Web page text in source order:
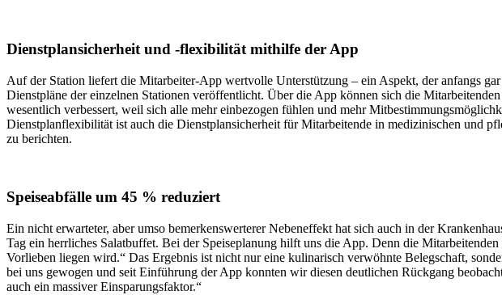
Dienstplansicherheit und -flexibilität mithilfe der App
Auf der Station liefert die Mitarbeiter-App wertvolle Unterstützung – ein Aspekt, der anfangs
Dienstpläne der einzelnen Stationen veröffentlicht. Über die App können sich die
wesentlich verbessert, weil sich alle mehr einbezogen fühlen und mehr
Dienstplanflexibilität ist auch die Dienstplansicherheit für Mitarbeitende in medizinischen und
zu berichten.
Speiseabfälle um 45 % reduziert
Ein nicht erwarteter, aber umso bemerkenswerterer Nebeneffekt hat sich auch in der
Tag ein herrliches Salatbuffet. Bei der Speiseplanung hilft uns die App. Denn die
Vorlieben liegen wird.“ Das Ergebnis ist nicht nur eine kulinarisch verwöhnte Belegschaft,
bei uns gewogen und seit Einführung der App konnten wir diesen deutlichen Rückgang
auch ein massiver Einsparungsfaktor.“